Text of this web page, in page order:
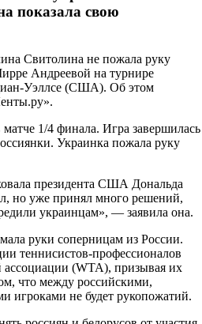
показала свою
Свитолина не пожала руку
Андреевой на турнире
Уэллсе (США). Об этом
1/4 финала. Игра завершилась
Украинка пожала руку
президента США Дональда
но уже принял много решений,
украинцам», — заявила она.
руки соперницам из России.
теннисистов-профессионалов
(WTA), призывая их
что между российскими,
игроками не будет рукопожатий.